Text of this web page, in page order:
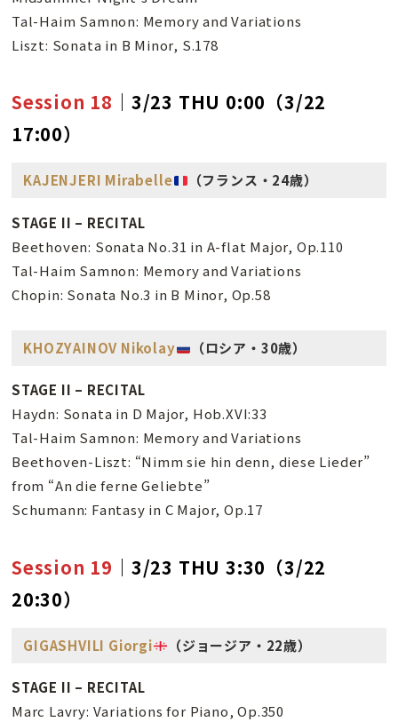
Tal-Haim Samnon: Memory and Variations
Liszt: Sonata in B Minor, S.178
Session 18 ｜3/23 THU 0:00（3/22
17:00）
KAJENJERI Mirabelle （フランス・24歳）
STAGE II – RECITAL
Beethoven: Sonata No.31 in A-flat Major, Op.110
Tal-Haim Samnon: Memory and Variations
Chopin: Sonata No.3 in B Minor, Op.58
KHOZYAINOV Nikolay （ロシア・30歳）
STAGE II – RECITAL
Haydn: Sonata in D Major, Hob.XVI:33
Tal-Haim Samnon: Memory and Variations
Beethoven-Liszt: “Nimm sie hin denn, diese Lieder”
from “An die ferne Geliebte”
Schumann: Fantasy in C Major, Op.17
Session 19 ｜3/23 THU 3:30（3/22
20:30）
GIGASHVILI Giorgi （ジョージア・22歳）
STAGE II – RECITAL
Marc Lavry: Variations for Piano, Op.350